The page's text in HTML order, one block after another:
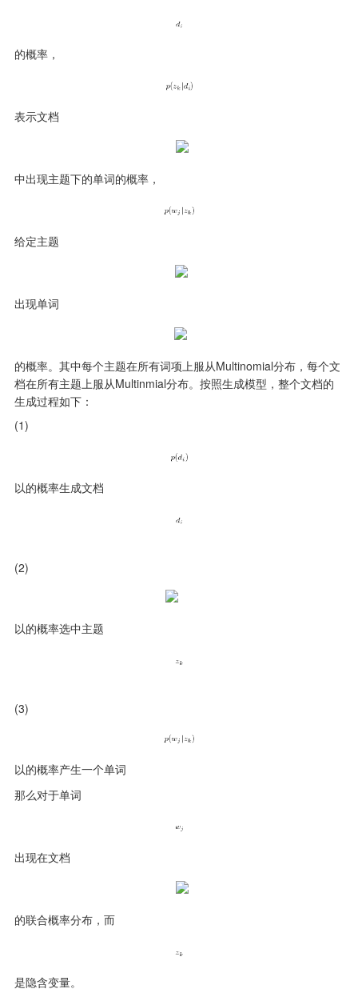
的概率，
表示文档
中出现主题下的单词的概率，
给定主题
出现单词
的概率。其中每个主题在所有词项上服从Multinomial分布，每个文
档在所有主题上服从Multinmial分布。按照生成模型，整个文档的
生成过程如下：
(1)
以的概率生成文档
(2)
以的概率选中主题
(3)
以的概率产生一个单词
那么对于单词
出现在文档
的联合概率分布，而
是隐含变量。